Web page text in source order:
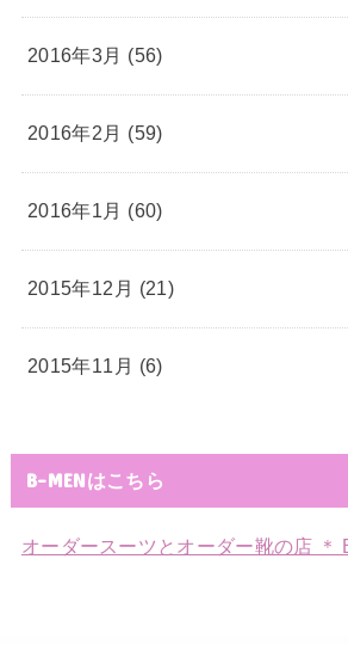
2016年3月 (56)
2016年2月 (59)
2016年1月 (60)
2015年12月 (21)
2015年11月 (6)
B-MENはこちら
オーダースーツとオーダー靴の店 ＊